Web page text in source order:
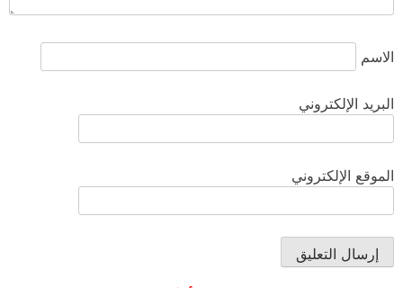
الاسم
البريد الإلكتروني
الموقع الإلكتروني